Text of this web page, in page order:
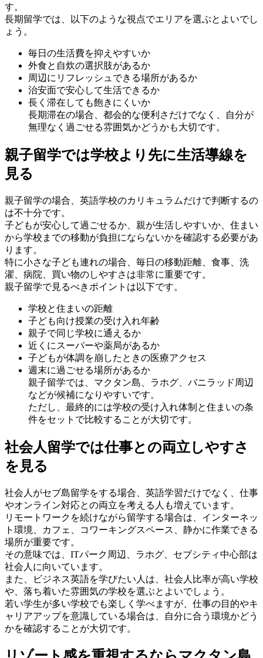
す。
長期留学では、以下のような視点でエリアを選ぶとよいでし
ょう。
毎日の生活費を抑えやすいか
外食と自炊の選択肢があるか
周辺にリフレッシュできる場所があるか
治安面で安心して生活できるか
長く滞在しても飽きにくいか
長期滞在の場合、都会的な便利さだけでなく、自分が
無理なく過ごせる雰囲気かどうかも大切です。
親子留学では学校より先に生活導線を
見る
親子留学の場合、英語学校のカリキュラムだけで判断するの
は不十分です。
子どもが安心して過ごせるか、親が生活しやすいか、住まい
から学校までの移動が負担にならないかを確認する必要があ
ります。
特に小さな子ども連れの場合、毎日の移動距離、食事、洗
濯、病院、買い物のしやすさは非常に重要です。
親子留学で見るべきポイントは以下です。
学校と住まいの距離
子ども向け授業の受け入れ年齢
親子で同じ学校に通えるか
近くにスーパーや薬局があるか
子どもが体調を崩したときの医療アクセス
週末に過ごせる場所があるか
親子留学では、マクタン島、ラホグ、バニラッド周辺
などが候補になりやすいです。
ただし、最終的には学校の受け入れ体制と住まいの条
件をセットで比較することが大切です。
社会人留学では仕事との両立しやすさ
を見る
社会人がセブ島留学をする場合、英語学習だけでなく、仕事
やオンライン対応との両立を考える人も増えています。
リモートワークを続けながら留学する場合は、インターネッ
ト環境、カフェ、コワーキングスペース、静かに作業できる
場所が重要です。
その意味では、ITパーク周辺、ラホグ、セブシティ中心部は
社会人に向いています。
また、ビジネス英語を学びたい人は、社会人比率が高い学校
や、落ち着いた雰囲気の学校を選ぶとよいでしょう。
若い学生が多い学校でも楽しく学べますが、仕事の目的やキ
ャリアアップを意識している場合は、自分に合う環境かどう
かを確認することが大切です。